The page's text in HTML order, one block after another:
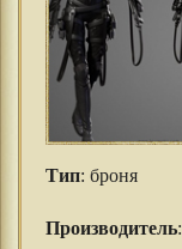
Тип: броня
Производитель: